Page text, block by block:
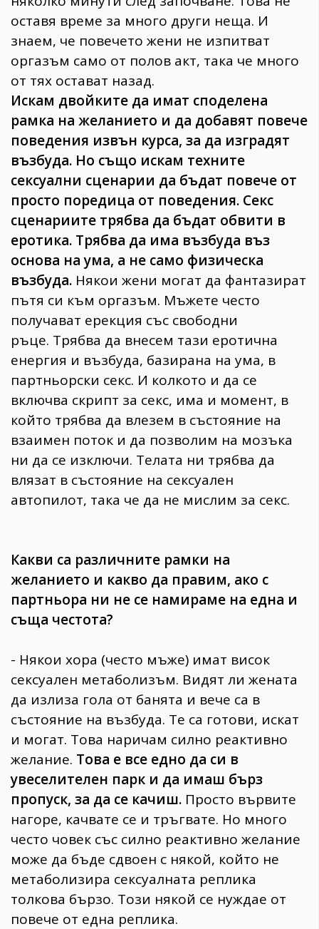
оставя време за много други неща. И
знаем, че повечето жени не изпитват
оргазъм само от полов акт, така че много
от тях остават назад.
Искам двойките да имат споделена
рамка на желанието и да добавят повече
поведения извън курса, за да изградят
възбуда. Но също искам техните
сексуални сценарии да бъдат повече от
просто поредица от поведения. Секс
сценариите трябва да бъдат обвити в
еротика. Трябва да има възбуда въз
основа на ума, а не само физическа
възбуда. Някои жени могат да фантазират
пътя си към оргазъм. Мъжете често
получават ерекция със свободни
ръце. Трябва да внесем тази еротична
енергия и възбуда, базирана на ума, в
партньорски секс. И колкото и да се
включва скрипт за секс, има и момент, в
който трябва да влезем в състояние на
взаимен поток и да позволим на мозъка
ни да се изключи. Телата ни трябва да
влязат в състояние на сексуален
автопилот, така че да не мислим за секс.
Какви са различните рамки на
желанието и какво да правим, ако с
партньора ни не се намираме на една и
съща честота?
- Някои хора (често мъже) имат висок
сексуален метаболизъм. Видят ли жената
да излиза гола от банята и вече са в
състояние на възбуда. Те са готови, искат
и могат. Това наричам силно реактивно
желание. Това е все едно да си в
увеселителен парк и да имаш бърз
пропуск, за да се качиш. Просто вървите
нагоре, качвате се и тръгвате. Но много
често човек със силно реактивно желание
може да бъде сдвоен с някой, който не
метаболизира сексуалната реплика
толкова бързо. Този някой се нуждае от
повече от една реплика.